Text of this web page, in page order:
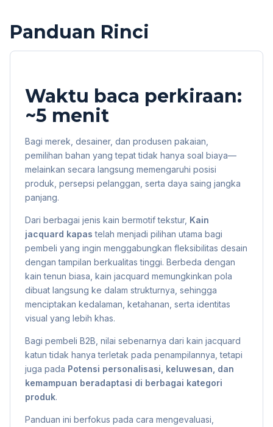
Panduan Rinci
Waktu baca perkiraan:
~5 menit
Bagi merek, desainer, dan produsen pakaian,
pemilihan bahan yang tepat tidak hanya soal biaya—
melainkan secara langsung memengaruhi posisi
produk, persepsi pelanggan, serta daya saing jangka
panjang.
Dari berbagai jenis kain bermotif tekstur, Kain
jacquard kapas telah menjadi pilihan utama bagi
pembeli yang ingin menggabungkan fleksibilitas desain
dengan tampilan berkualitas tinggi. Berbeda dengan
kain tenun biasa, kain jacquard memungkinkan pola
dibuat langsung ke dalam strukturnya, sehingga
menciptakan kedalaman, ketahanan, serta identitas
visual yang lebih khas.
Bagi pembeli B2B, nilai sebenarnya dari kain jacquard
katun tidak hanya terletak pada penampilannya, tetapi
juga pada Potensi personalisasi, keluwesan, dan
kemampuan beradaptasi di berbagai kategori
produk.
Panduan ini berfokus pada cara mengevaluasi,